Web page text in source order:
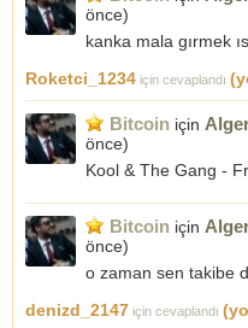
önce)
kanka mala gırmek
Roketci_1234 için cevaplandı
Bitcoin için
önce)
Kool & The Gang -
Bitcoin için
önce)
o zaman sen takibe
denizd_2147 için cevaplandı